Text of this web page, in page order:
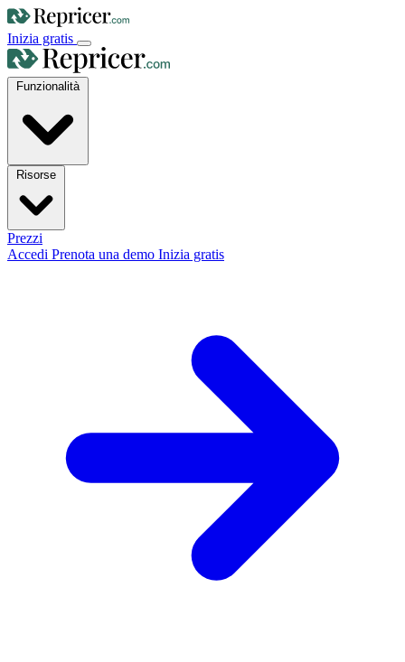
Inizia gratis
Funzionalità
Prezzi
Accedi Prenota una demo Inizia gratis